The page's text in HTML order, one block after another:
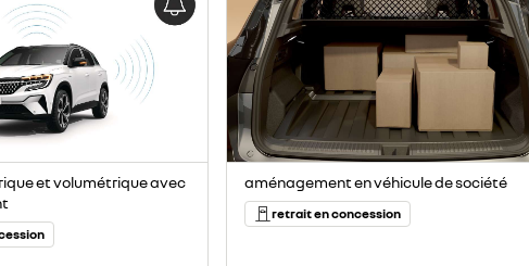
et volumétrique avec
aménagement en véhicule de société
retrait en concession